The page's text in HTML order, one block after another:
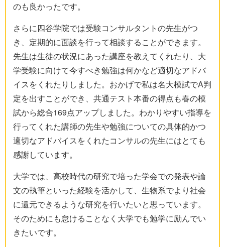
のも良かったです。
さらに四谷学院では受験コンサルタントの先生がつ
き、定期的に面談を行って相談することができます。
先生は生徒の状況にあった講座を教えてくれたり、大
学受験に向けて今すべき勉強は何かなど適切なアドバ
イスをくれたりしました。おかげで私は名大模試でA判
定を出すことができ、共通テスト本番の得点も春の模
試から総合169点アップしました。わかりやすい指導を
行ってくれた講師の先生や勉強についての具体的かつ
適切なアドバイスをくれたコンサルの先生にはとても
感謝しています。
大学では、高校時代の研究で培った学会での発表や論
文の執筆といった経験を活かして、生物系でより社会
に還元できるような研究を行いたいと思っています。
そのためにも怠けることなく大学でも勉学に励んでい
きたいです。